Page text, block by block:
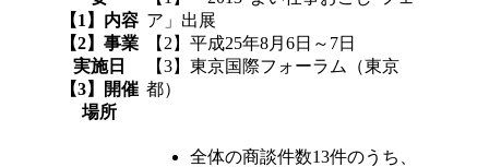
【1】内容
【2】事業
実施日
【3】開催
場所
ア」出展
【2】平成25年8月6日～7日
【3】東京国際フォーラム（東京
都）
全体の商談件数13件のうち、